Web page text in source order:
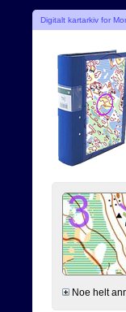
Digitalt kartarkiv for
Noe helt